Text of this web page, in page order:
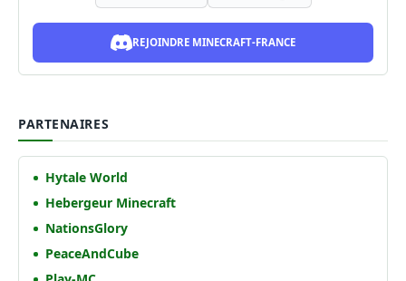
REJOINDRE MINECRAFT-FRANCE
PARTENAIRES
Hytale World
Hebergeur Minecraft
NationsGlory
PeaceAndCube